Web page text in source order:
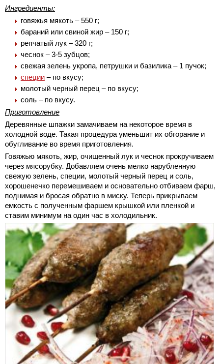
Ингредиенты:
говяжья мякоть – 550 г;
бараний или свиной жир – 150 г;
репчатый лук – 320 г;
чеснок – 3-5 зубцов;
свежая зелень укропа, петрушки и базилика – 1 пучок;
специи – по вкусу;
молотый черный перец – по вкусу;
соль – по вкусу.
Приготовление
Деревянные шпажки замачиваем на некоторое время в
холодной воде. Такая процедура уменьшит их обгорание и
обугливание во время приготовления.
Говяжью мякоть, жир, очищенный лук и чеснок прокручиваем
через мясорубку. Добавляем очень мелко нарубленную
свежую зелень, специи, молотый черный перец и соль,
хорошенечко перемешиваем и основательно отбиваем фарш,
поднимая и бросая обратно в миску. Теперь прикрываем
емкость с полученным фаршем крышкой или пленкой и
ставим минимум на один час в холодильник.